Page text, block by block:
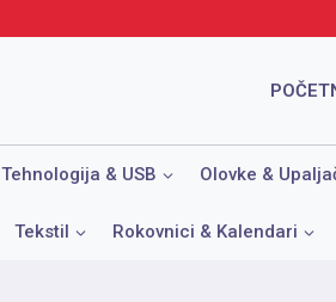
Tehnologija & USB Olovke &
Tekstil Rokovnici & Kalendari